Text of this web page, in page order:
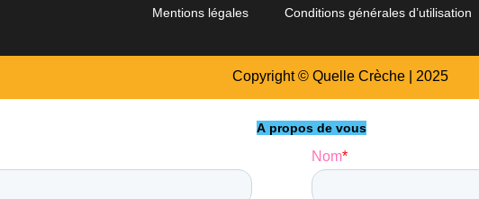
Mentions légales Conditions générales d’utilisation
Copyright © Quelle Crèche | 2025